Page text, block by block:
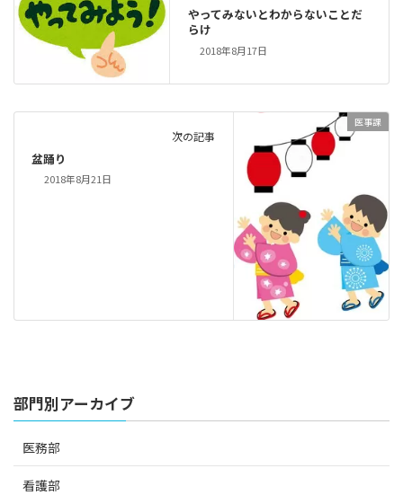
やってみないとわからないことだ
らけ
2018年8月17日
医事課
次の記事
盆踊り
2018年8月21日
部門別アーカイブ
医務部
看護部